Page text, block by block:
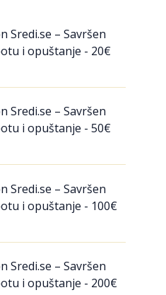
Sredi.se – Savršen
i opuštanje - 20€
Sredi.se – Savršen
i opuštanje - 50€
Sredi.se – Savršen
i opuštanje - 100€
Sredi.se – Savršen
i opuštanje - 200€